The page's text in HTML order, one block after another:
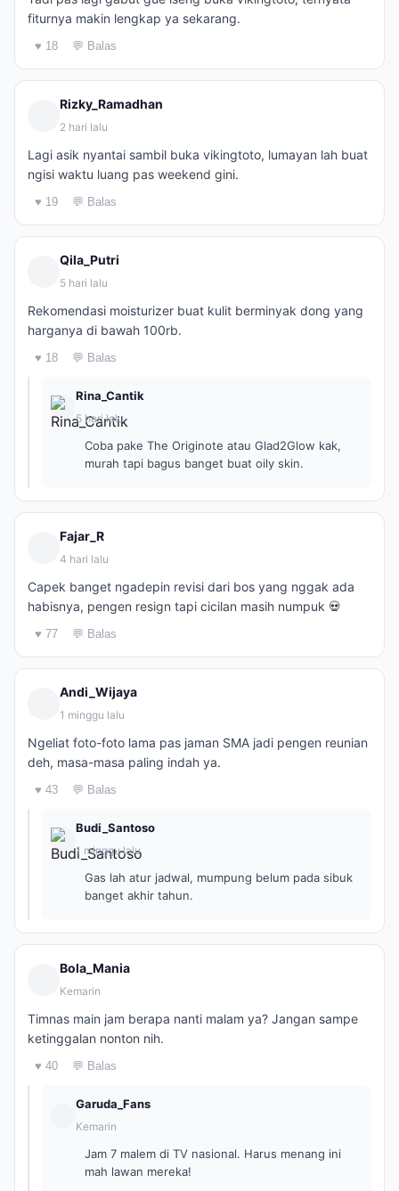
fiturnya makin lengkap ya sekarang.
♥ 18 💬 Balas
Rizky_Ramadhan
2 hari lalu
Lagi asik nyantai sambil buka vikingtoto, lumayan lah buat
ngisi waktu luang pas weekend gini.
♥ 19 💬 Balas
Qila_Putri
5 hari lalu
Rekomendasi moisturizer buat kulit berminyak dong yang
harganya di bawah 100rb.
♥ 18 💬 Balas
Rina_Cantik
5 hari lalu
Coba pake The Originote atau Glad2Glow kak,
murah tapi bagus banget buat oily skin.
Fajar_R
4 hari lalu
Capek banget ngadepin revisi dari bos yang nggak ada
habisnya, pengen resign tapi cicilan masih numpuk 💀
♥ 77 💬 Balas
Andi_Wijaya
1 minggu lalu
Ngeliat foto-foto lama pas jaman SMA jadi pengen reunian
deh, masa-masa paling indah ya.
♥ 43 💬 Balas
Budi_Santoso
1 minggu lalu
Gas lah atur jadwal, mumpung belum pada sibuk
banget akhir tahun.
Bola_Mania
Kemarin
Timnas main jam berapa nanti malam ya? Jangan sampe
ketinggalan nonton nih.
♥ 40 💬 Balas
Garuda_Fans
Kemarin
Jam 7 malem di TV nasional. Harus menang ini
mah lawan mereka!